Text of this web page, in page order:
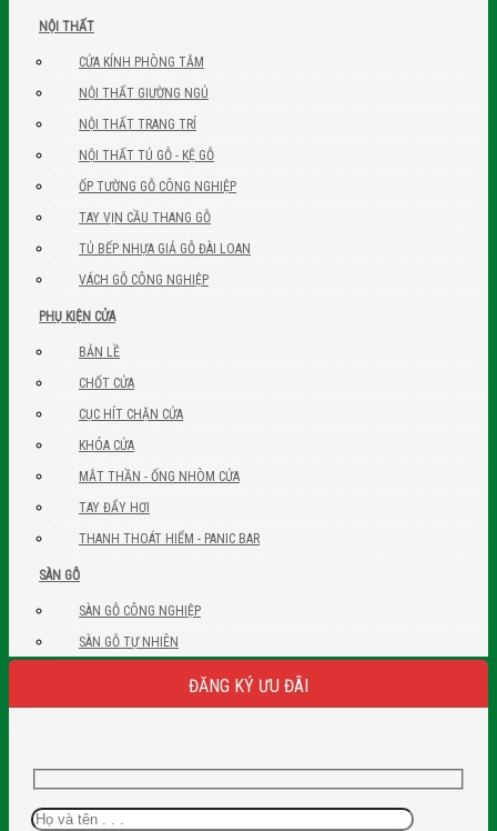
NỘI THẤT
CỬA KÍNH PHÒNG TẮM
NỘI THẤT GIƯỜNG NGỦ
NỘI THẤT TRANG TRÍ
NỘI THẤT TỦ GỖ - KỆ GỖ
ỐP TƯỜNG GỖ CÔNG NGHIỆP
TAY VỊN CẦU THANG GỖ
TỦ BẾP NHỰA GIẢ GỖ ĐÀI LOAN
VÁCH GỖ CÔNG NGHIỆP
PHỤ KIỆN CỬA
BẢN LỀ
CHỐT CỬA
CỤC HÍT CHẶN CỬA
KHÓA CỬA
MẮT THẦN - ỐNG NHÒM CỬA
TAY ĐẨY HƠI
THANH THOÁT HIỂM - PANIC BAR
SÀN GỖ
SÀN GỖ CÔNG NGHIỆP
SÀN GỖ TỰ NHIÊN
ĐĂNG KÝ ƯU ĐÃI